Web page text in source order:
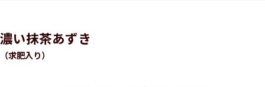
濃い抹茶あずき
（求肥入り）